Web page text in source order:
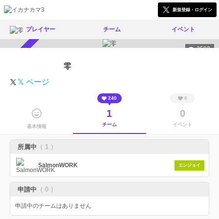
新規登録・ログイン
プレイヤー チーム イベント
3593
零
𝕏 ページ
基本情報
240
1
チーム
0
0
イベント
所属中 （ 1 ）
SalmonWORK エンジョイ
申請中 （ 0 ）
申請中のチームはありません